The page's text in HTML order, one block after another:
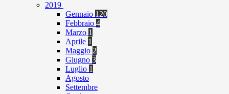
2019
Gennaio 120
Febbraio 4
Marzo 1
Aprile 1
Maggio 2
Giugno 3
Luglio 1
Agosto
Settembre